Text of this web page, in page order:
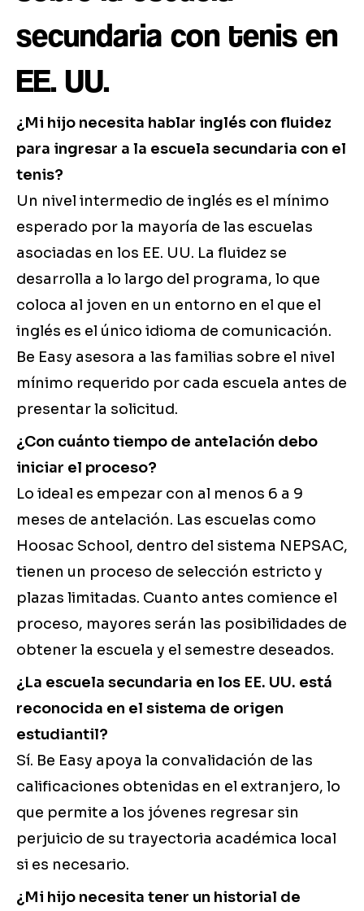
secundaria con tenis en
EE. UU.
¿Mi hijo necesita hablar inglés con fluidez
para ingresar a la escuela secundaria con el
tenis?
Un nivel intermedio de inglés es el mínimo
esperado por la mayoría de las escuelas
asociadas en los EE. UU. La fluidez se
desarrolla a lo largo del programa, lo que
coloca al joven en un entorno en el que el
inglés es el único idioma de comunicación.
Be Easy asesora a las familias sobre el nivel
mínimo requerido por cada escuela antes de
presentar la solicitud.
¿Con cuánto tiempo de antelación debo
iniciar el proceso?
Lo ideal es empezar con al menos 6 a 9
meses de antelación. Las escuelas como
Hoosac School, dentro del sistema NEPSAC,
tienen un proceso de selección estricto y
plazas limitadas. Cuanto antes comience el
proceso, mayores serán las posibilidades de
obtener la escuela y el semestre deseados.
¿La escuela secundaria en los EE. UU. está
reconocida en el sistema de origen
estudiantil?
Sí. Be Easy apoya la convalidación de las
calificaciones obtenidas en el extranjero, lo
que permite a los jóvenes regresar sin
perjuicio de su trayectoria académica local
si es necesario.
¿Mi hijo necesita tener un historial de